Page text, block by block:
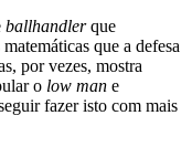
ballhandlerque
que a defesa
por vezes, mostra
o low man e
fazer isto com mais